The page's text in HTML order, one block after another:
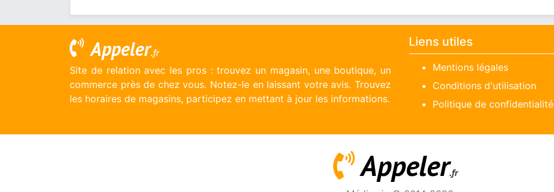
Appeler.fr
Site de relation avec les pros : trouvez un magasin, une boutique, un
commerce près de chez vous. Notez-le en laissant votre avis. Trouvez
les horaires de magasins, participez en mettant à jour les informations.
Liens utiles
Mentions légales
Conditions d'utilisation
Politique de confidentialité
Appeler.fr